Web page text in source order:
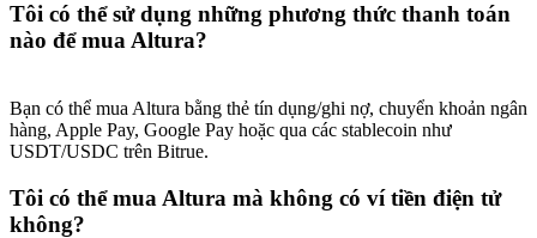
BTC Welcome Rewards
Share 500000 CASHCAT prize pool
Tôi có thể sử dụng những phương thức thanh toán
nào để mua Altura?
Bạn có thể mua Altura bằng thẻ tín dụng/ghi nợ, chuyển khoản ngân
hàng, Apple Pay, Google Pay hoặc qua các stablecoin như
USDT/USDC trên Bitrue.
Tôi có thể mua Altura mà không có ví tiền điện tử
không?